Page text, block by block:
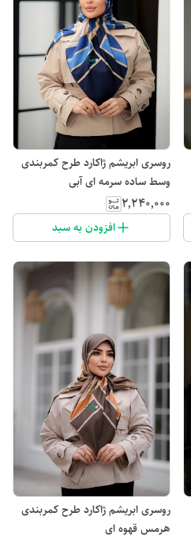
روسری ابریشم ژاکارد طرح کمربندی
وسط ساده سرمه ای آبی
۲٬۲۴۰٬۰۰۰
افزودن به سبد
روسری ابریشم ژاکارد طرح کمربندی
هرمس قهوه ای